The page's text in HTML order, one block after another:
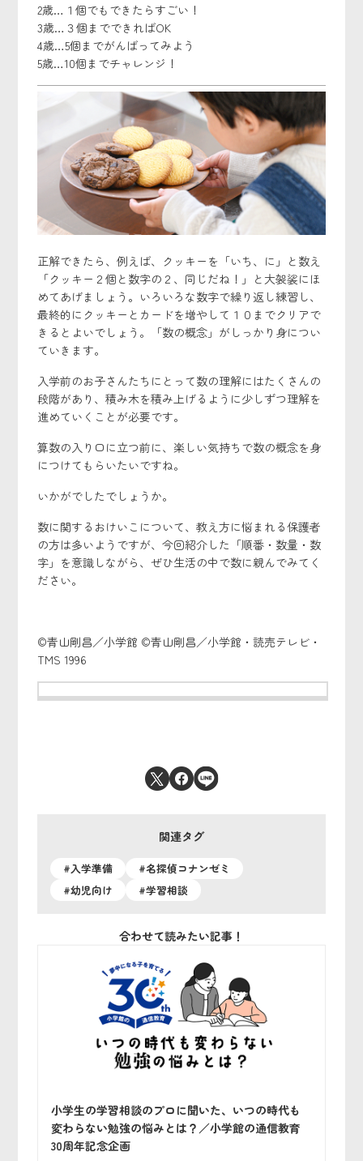
2歳…１個でもできたらすごい！
3歳…３個までできればOK
4歳…5個までがんばってみよう
5歳…10個までチャレンジ！
正解できたら、例えば、クッキーを「いち、に」と数え
「クッキー２個と数字の２、同じだね！」と大袈裟にほ
めてあげましょう。いろいろな数字で繰り返し練習し、
最終的にクッキーとカードを増やして１０までクリアで
きるとよいでしょう。「数の概念」がしっかり身につい
ていきます。
入学前のお子さんたちにとって数の理解にはたくさんの
段階があり、積み木を積み上げるように少しずつ理解を
進めていくことが必要です。
算数の入り口に立つ前に、楽しい気持ちで数の概念を身
につけてもらいたいですね。
いかがでしたでしょうか。
数に関するおけいこについて、教え方に悩まれる保護者
の方は多いようですが、今回紹介した「順番・数量・数
字」を意識しながら、ぜひ生活の中で数に親んでみてく
ださい。
©青山剛昌／小学館 ©青山剛昌／小学館・読売テレビ・
TMS 1996
関連タグ
#入学準備
#名探偵コナンゼミ
#幼児向け
#学習相談
合わせて読みたい記事！
小学生の学習相談のプロに聞いた、いつの時代も
変わらない勉強の悩みとは？／小学館の通信教育
30周年記念企画